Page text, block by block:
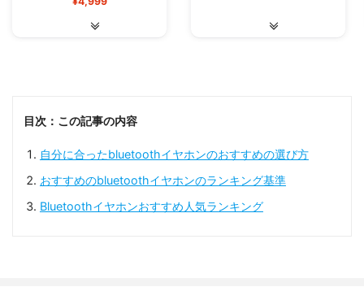
目次：この記事の内容
自分に合ったbluetoothイヤホンのおすすめの選び方
おすすめのbluetoothイヤホンのランキング基準
Bluetoothイヤホンおすすめ人気ランキング